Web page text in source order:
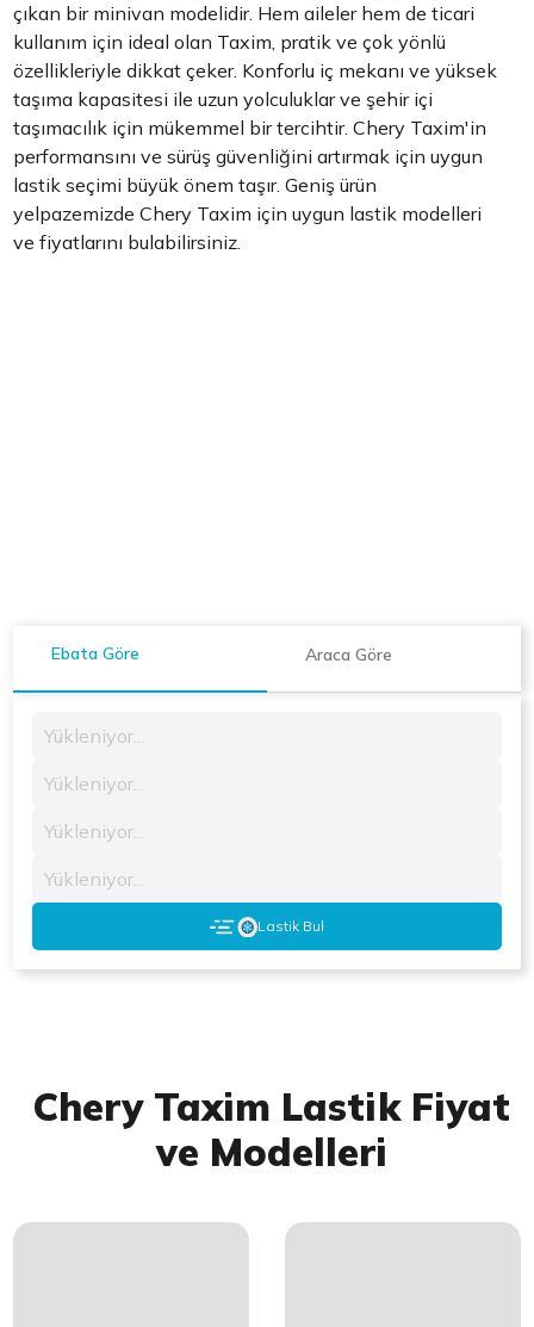
çıkan bir minivan modelidir. Hem aileler hem de ticari
kullanım için ideal olan Taxim, pratik ve çok yönlü
özellikleriyle dikkat çeker. Konforlu iç mekanı ve yüksek
taşıma kapasitesi ile uzun yolculuklar ve şehir içi
taşımacılık için mükemmel bir tercihtir. Chery Taxim'in
performansını ve sürüş güvenliğini artırmak için uygun
lastik seçimi büyük önem taşır. Geniş ürün
yelpazemizde Chery Taxim için uygun lastik modelleri
ve fiyatlarını bulabilirsiniz.
Ebata Göre Araca Göre
Yükleniyor...
Yükleniyor...
Yükleniyor...
Yükleniyor...
Lastik Bul
Chery Taxim Lastik Fiyat
ve Modelleri